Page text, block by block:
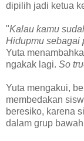
dipilih jadi ketua
"Kalau kamu
Hidupmu sebagai
Yuta
ngakak lagi. So
Yuta mengakui,
membedakan
beresiko, karena
dalam grup